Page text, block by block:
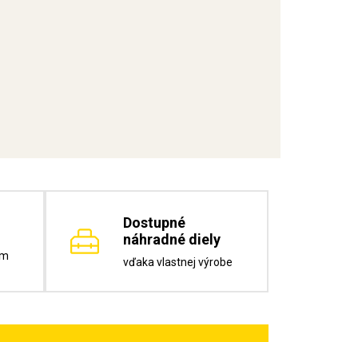
Dostupné
náhradné diely
vďaka vlastnej výrobe